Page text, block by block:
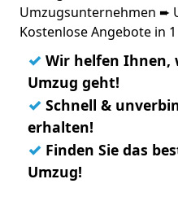
Umzugsunternehmen ➨
Kostenlose Angebote in
✓ Wir helfen Ihnen,
Umzug geht!
✓ Schnell &
erhalten!
✓ Finden Sie das
Umzug!